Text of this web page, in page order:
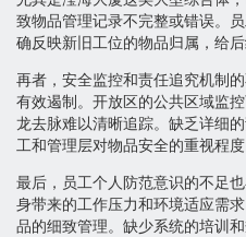
致物品管理记录不完整或错误。
确反映新旧工位的物品归属，给
再者，安全监控和责任追究机制
有效遏制。开放区的公共区域监
龙去脉难以清晰追踪。缺乏详细
工和管理层对物品安全的重视程度
最后，员工个人防范意识的不足
身带来的工作压力和环境适应需
品的细致管理。缺少系统的培训